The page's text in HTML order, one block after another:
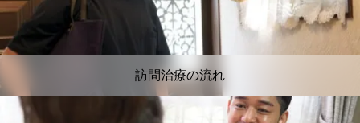
訪問治療の流れ